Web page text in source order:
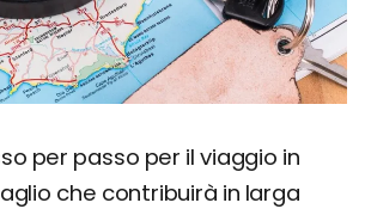
per passo per il viaggio in
che contribuirà in larga